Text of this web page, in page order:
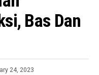
Bas Dan
24, 2023